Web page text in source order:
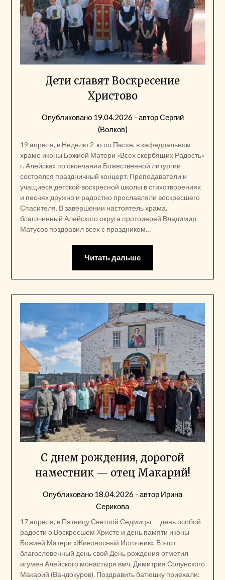
Дети славят Воскресение
Христово
Опубликовано 19.04.2026 - авторСергий
(Волков)
19 апреля, в Неделю 2-ю по Пасхе, в кафедральном
храме иконы Божией Матери «Всех скорбящих Радость»
г. Алейска» по окончании Божественной литургии
состоялся праздничный концерт. Преподаватели и
учащиеся детской воскресной школы в стихотворениях
и песнях дружно и радостно прославляли воскресшего
Спасителя. В завершении настоятель храма,
благочинный Алейского округа протоиерей Владимир
Матусов поздравил всех с праздником…
Читать дальше
С днем рождения, дорогой
наместник — отец Макарий!
Опубликовано 18.04.2026 - автор Ирина
Серикова
17 апреля, в Пятницу Светлой Седмицы — день особой
радости о Воскресшем Христе и день памяти иконы
Божией Матери «Живоносный Источник». В этот
благословенный день свой День рождения отметил
игумен Алейского монастыря вмч. Димитрия Солунского
Макарий (Вандокуров). Поздравить батюшку приехали: